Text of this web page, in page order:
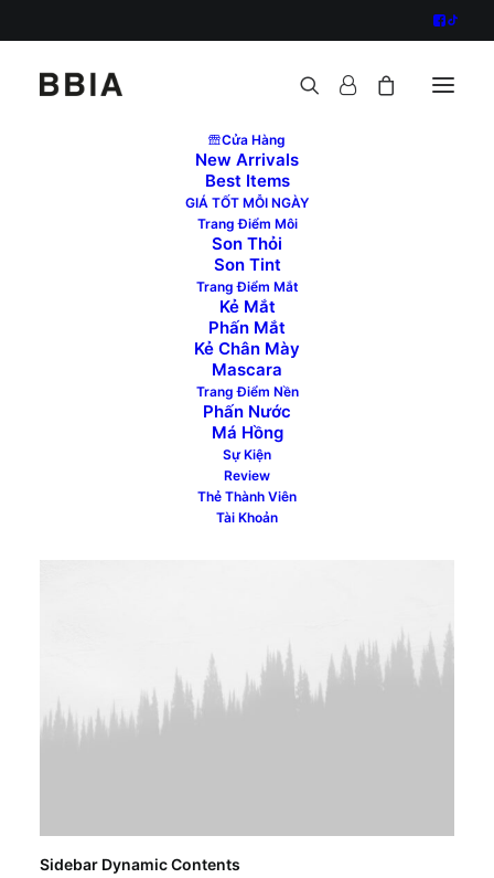
Cửa Hàng
New Arrivals
Best Items
GIÁ TỐT MỖI NGÀY
Trang Điểm Môi
Son Thỏi
Son Tint
Trang Điểm Mắt
Kẻ Mắt
Phấn Mắt
Kẻ Chân Mày
Mascara
Trang Điểm Nền
Phấn Nước
Má Hồng
Sự Kiện
Review
Thẻ Thành Viên
Tài Khoản
Centered Page Builder Dynamic
Sidebar Dynamic Contents